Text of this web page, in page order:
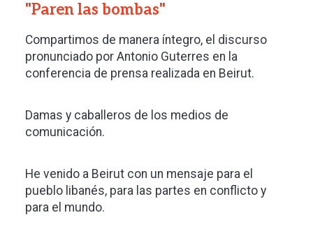
"Paren las bombas"
Compartimos de manera íntegro, el discurso
pronunciado por Antonio Guterres en la
conferencia de prensa realizada en Beirut.
Damas y caballeros de los medios de
comunicación.
He venido a Beirut con un mensaje para el
pueblo libanés, para las partes en conflicto y
para el mundo.